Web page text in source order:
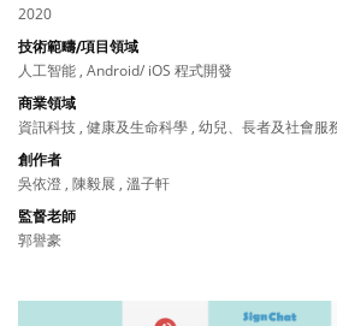
2020
技術範疇/項目領域
人工智能 , Android/ iOS 程式開發
商業領域
資訊科技 , 健康及生命科學 , 幼兒、長者及社會服
創作者
吳依澄 , 陳毅展 , 溫子軒
監督老師
郭譽豪